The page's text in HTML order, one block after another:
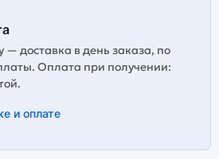
— доставка в день заказа, по
Оплата при получении:
и оплате